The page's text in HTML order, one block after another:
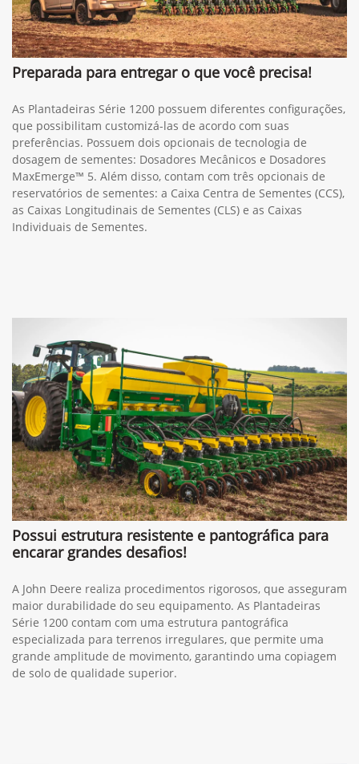
Preparada para entregar o que você precisa!
As Plantadeiras Série 1200 possuem diferentes configurações,
que possibilitam customizá-las de acordo com suas
preferências. Possuem dois opcionais de tecnologia de
dosagem de sementes: Dosadores Mecânicos e Dosadores
MaxEmerge™ 5. Além disso, contam com três opcionais de
reservatórios de sementes: a Caixa Centra de Sementes (CCS),
as Caixas Longitudinais de Sementes (CLS) e as Caixas
Individuais de Sementes.
Possui estrutura resistente e pantográfica para
encarar grandes desafios!
A John Deere realiza procedimentos rigorosos, que asseguram
maior durabilidade do seu equipamento. As Plantadeiras
Série 1200 contam com uma estrutura pantográfica
especializada para terrenos irregulares, que permite uma
grande amplitude de movimento, garantindo uma copiagem
de solo de qualidade superior.